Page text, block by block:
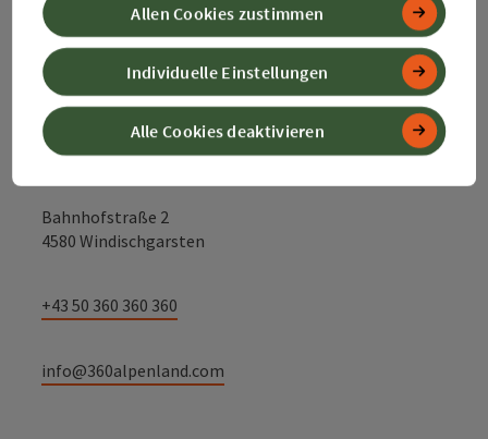
Kontakt
Alpenland Tourismus GmbH
Bahnhofstraße 2
4580 Windischgarsten
+43 50 360 360 360
info@360alpenland.com
Alle Cookies deaktivieren
Individuelle Einstellungen
Allen Cookies zustimmen